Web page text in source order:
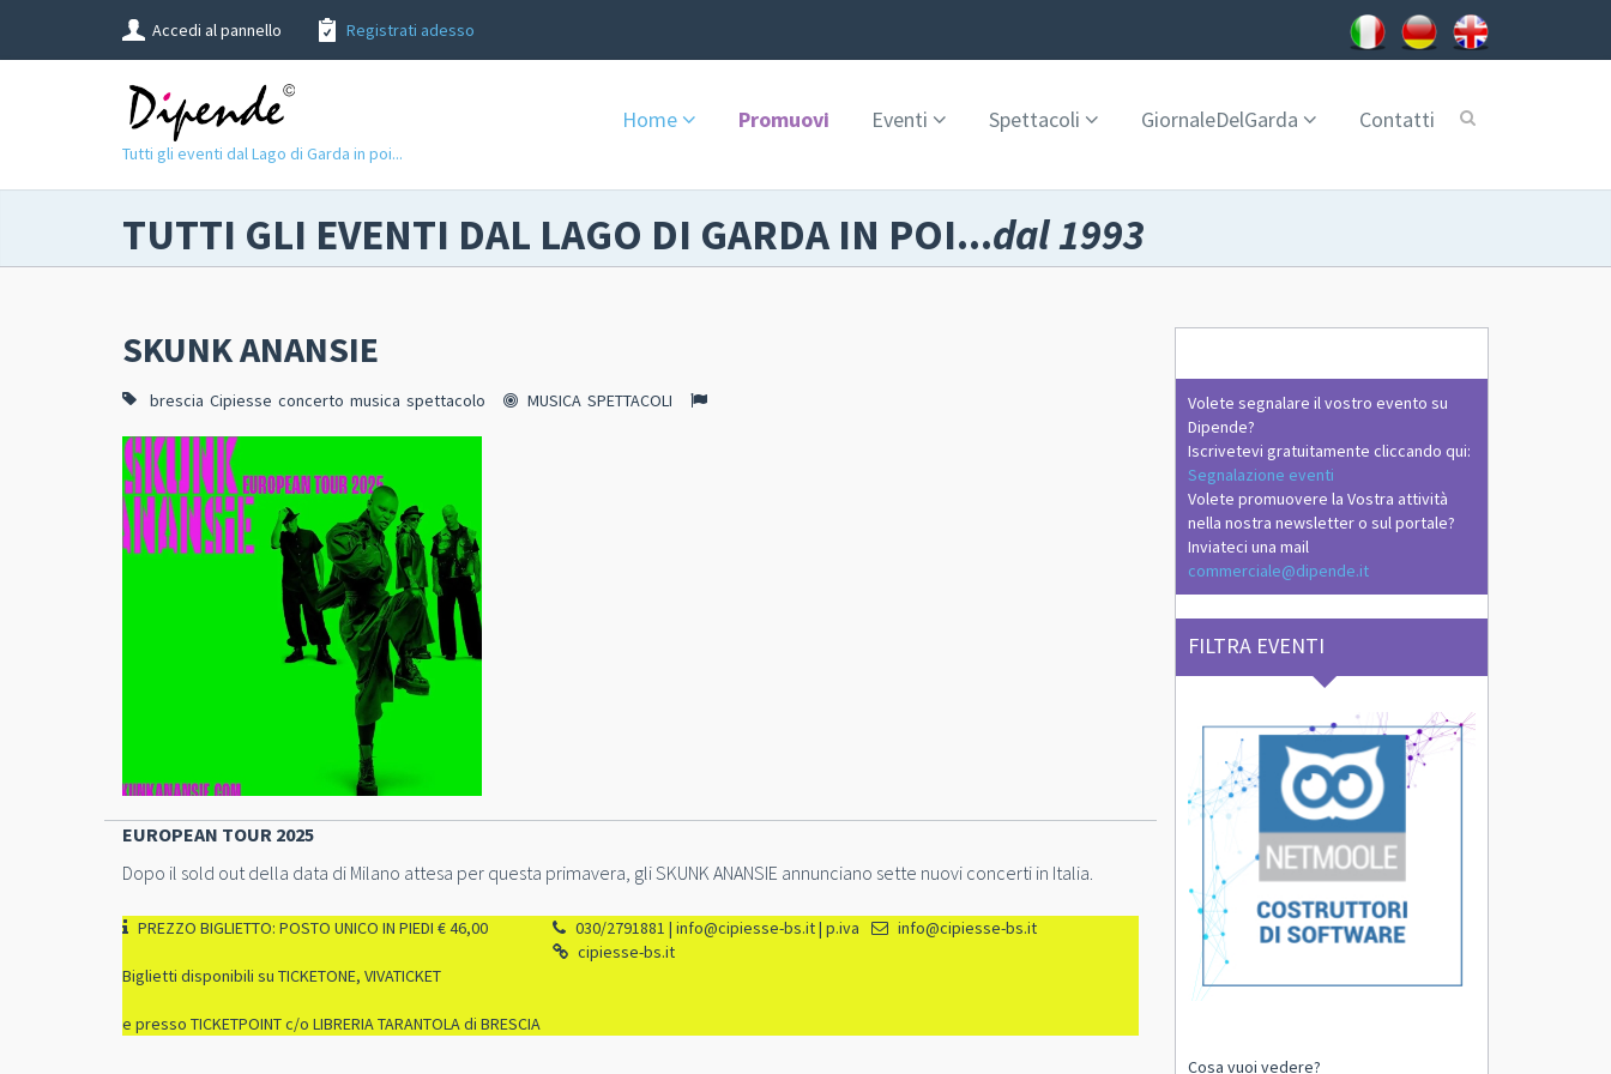
Accedi al pannello Registrati adesso
Tutti gli eventi dal Lago di Garda in poi...
Home Promuovi Eventi Spettacoli GiornaleDelGarda Contatti
TUTTI GLI EVENTI DAL LAGO DI GARDA IN POI...dal 1993
SKUNK ANANSIE
brescia Cipiesse concerto musica spettacolo MUSICA SPETTACOLI
EUROPEAN TOUR 2025
Dopo il sold out della data di Milano attesa per questa primavera, gli SKUNK ANANSIE annunciano sette nuovi concerti in Italia.
PREZZO BIGLIETTO: POSTO UNICO IN PIEDI € 46,00
Biglietti disponibili su TICKETONE, VIVATICKET
e presso TICKETPOINT c/o LIBRERIA TARANTOLA di BRESCIA
030/2791881 | info@cipiesse-bs.it | p.iva
info@cipiesse-bs.it
cipiesse-bs.it
Volete segnalare il vostro evento su
Dipende?
Iscrivetevi gratuitamente cliccando qui:
Segnalazione eventi
Volete promuovere la Vostra attività
nella nostra newsletter o sul portale?
Inviateci una mail
commerciale@dipende.it
FILTRA EVENTI
Cosa vuoi vedere?